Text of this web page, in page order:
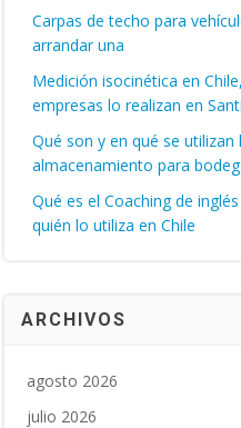
Carpas de techo para
arrandar una
Medición isocinética en
empresas lo realizan en
Qué son y en qué se
almacenamiento para
Qué es el Coaching de
quién lo utiliza en Chile
ARCHIVOS
agosto 2026
julio 2026